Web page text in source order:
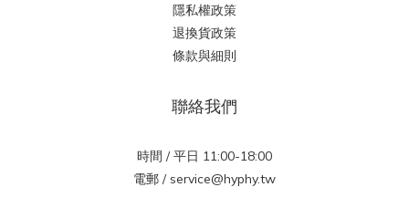
隱私權政策
退換貨政策
條款與細則
聯絡我們
時間 / 平日 11:00-18:00
電郵 / service@hyphy.tw